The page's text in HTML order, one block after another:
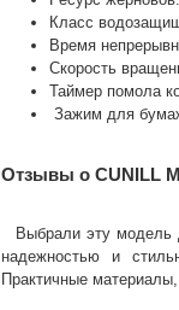
Класс
Время
Скорость
Таймер помола
Зажим для
Отзывы о CUNILL
Выбрали эту модель
надежностью и
Практичные